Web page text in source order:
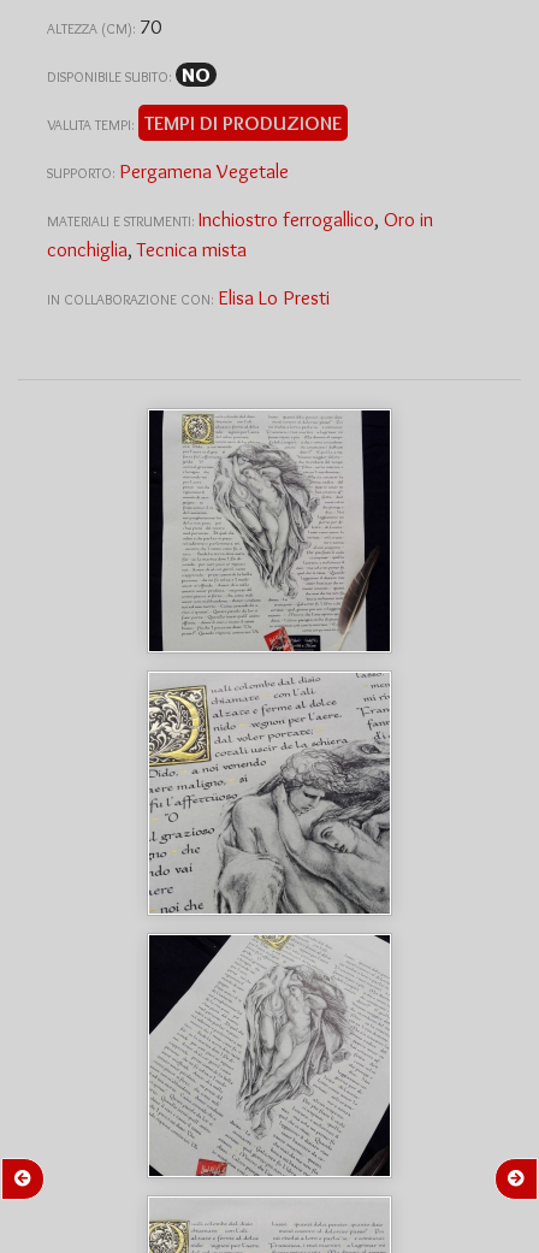
ALTEZZA (CM): 70
DISPONIBILE SUBITO: NO
VALUTA TEMPI: TEMPI DI PRODUZIONE
SUPPORTO: Pergamena Vegetale
MATERIALI E STRUMENTI: Inchiostro ferrogallico, Oro in
conchiglia,Tecnica mista
IN COLLABORAZIONE CON: Elisa Lo Presti